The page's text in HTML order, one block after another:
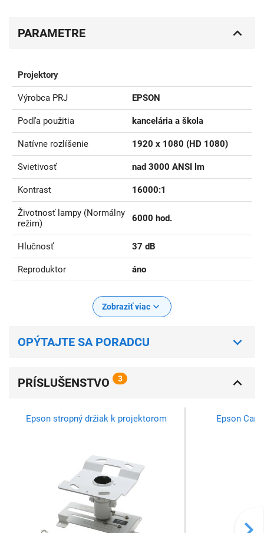
PARAMETRE
Projektory
Výrobca PRJ EPSON
Podľa použitia kancelária a škola
Natívne rozlíšenie 1920 x 1080 (HD 1080)
Svietivosť nad 3000 ANSI lm
Kontrast 16000:1
Životnosť lampy (Normálny
režim)
6000 hod.
Hlučnosť 37 dB
Reproduktor áno
Zobraziť viac
OPÝTAJTE SA PORADCU
PRÍSLUŠENSTVO 3
Epson stropný držiak k projektorom Epson